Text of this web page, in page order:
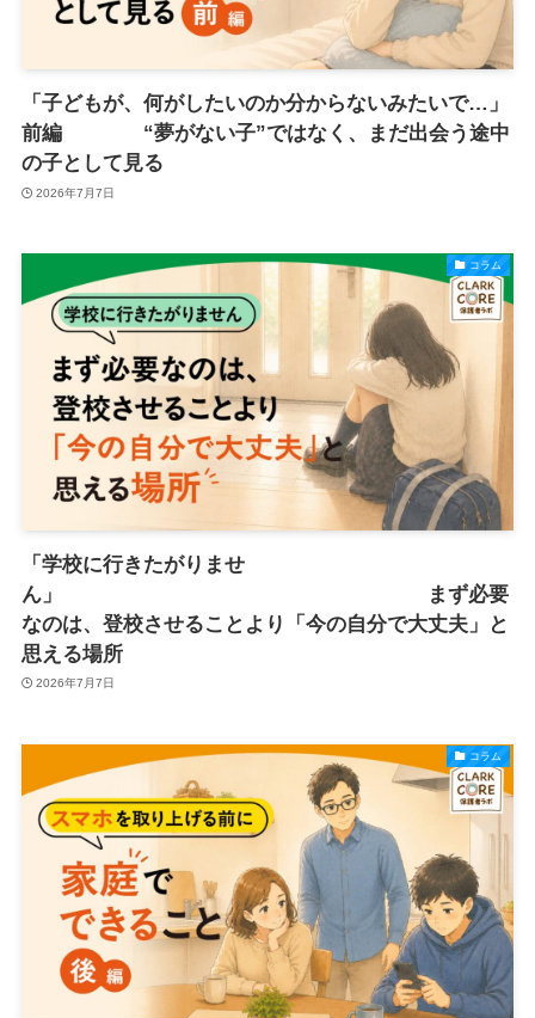
「子どもが、何がしたいのか分からないみたいで…」
前編 “夢がない子”ではなく、まだ出会う途中
の子として見る
2026年7月7日
コラム
「学校に行きたがりませ
ん」 まず必要
なのは、登校させることより「今の自分で大丈夫」と
思える場所
2026年7月7日
コラム